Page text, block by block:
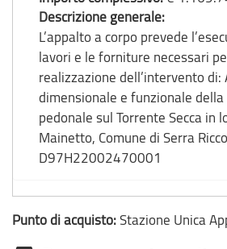
Descrizione generale:
L’appalto a corpo prevede
lavori e le forniture necessari
realizzazione dell’intervento di:
dimensionale e funzionale
pedonale sul Torrente Secca in
Mainetto, Comune di Serra
D97H22002470001
Punto di acquisto:Stazione Unica